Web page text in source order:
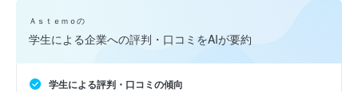
Ａｓｔｅｍｏの
学生による企業への評判・口コミをAIが要約
学生による評判・口コミの傾向